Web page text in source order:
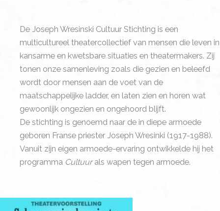
De Joseph Wresinski Cultuur Stichting is een
multicultureel theatercollectief van mensen die leven in
kansarme en kwetsbare situaties en theatermakers. Zij
tonen onze samenleving zoals die gezien en beleefd
wordt door mensen aan de voet van de
maatschappelijke ladder, en laten zien en horen wat
gewoonlijk ongezien en ongehoord blijft.
De stichting is genoemd naar de in diepe armoede
geboren Franse priester Joseph Wresinki (1917-1988).
Vanuit zijn eigen armoede-ervaring ontwikkelde hij het
programma Cultuurals wapen tegen armoede.